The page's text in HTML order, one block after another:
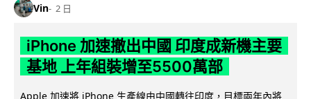
Vin 2 日
iPhone 加速撤出中國 印度成新機主要
基地 上年組裝增至5500萬部
Apple 加速將 iPhone 生產線由中國轉往印度，目標兩年內將